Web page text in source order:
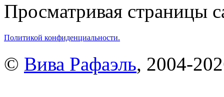
Просматривая страницы
Политикой конфиденциальности.
© Вива Рафаэль, 2004-